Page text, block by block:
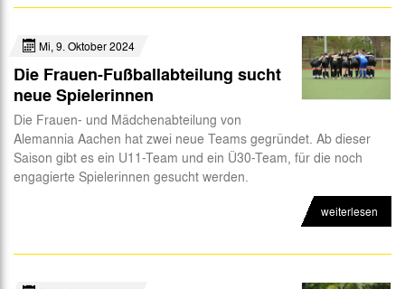
Mi, 9. Oktober 2024
Die Frauen-Fußballabteilung sucht
neue Spielerinnen
Die Frauen- und Mädchenabteilung von
Alemannia Aachen hat zwei neue Teams gegründet. Ab dieser
Saison gibt es ein U11-Team und ein Ü30-Team, für die noch
engagierte Spielerinnen gesucht werden.
weiterlesen